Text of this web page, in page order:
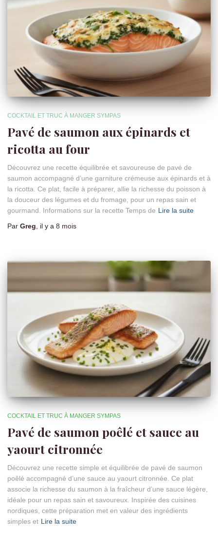
COCKTAIL ET TRUC À MANGER SYMPAS
Pavé de saumon aux épinards et
ricotta au four
Découvrez une recette équilibrée et savoureuse de pavé de
saumon accompagné d’une garniture crémeuse aux épinards et à
la ricotta. Ce plat, facile à préparer, allie la richesse du poisson à
la douceur des légumes et du fromage, pour un repas sain et
gourmand. Informations sur la recette Temps de Lire la suite
Par Greg, il y a 8 mois
COCKTAIL ET TRUC À MANGER SYMPAS
Pavé de saumon poêlé et sauce au
yaourt citronnée
Découvrez une recette simple et équilibrée de pavé de saumon
poêlé accompagné d’une sauce au yaourt citronnée. Ce plat
associe la richesse du saumon à la fraîcheur d’une sauce légère,
idéale pour un repas sain et savoureux. Inspirée des cuisines
nordiques, cette préparation met en valeur des ingrédients
simples et Lire la suite